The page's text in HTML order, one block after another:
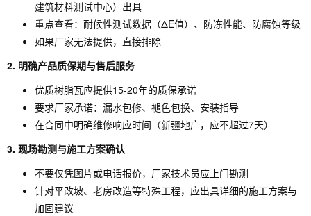
建筑材料测试中心）出具
重点查看：耐候性测试数据（ΔE值）、防冻性能、防腐蚀等级
如果厂家无法提供，直接排除
2. 明确产品质保期与售后服务
优质树脂瓦应提供15-20年的质保承诺
要求厂家承诺：漏水包修、褪色包换、安装指导
在合同中明确维修响应时间（新疆地广，应不超过7天）
3. 现场勘测与施工方案确认
不要仅凭图片或电话报价，厂家技术员应上门勘测
针对平改坡、老房改造等特殊工程，应出具详细的施工方案与
加固建议